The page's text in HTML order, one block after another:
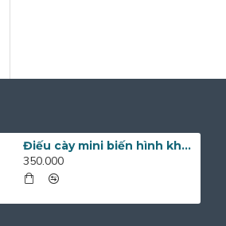
Điếu cày mini biến hình không chân DC10B
350.000